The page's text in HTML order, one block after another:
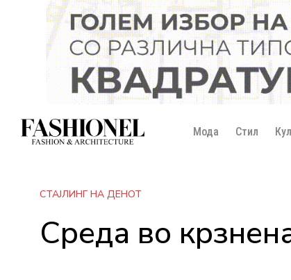
Мода Стил
СТАЈЛИНГ НА ДЕНОТ
Среда во